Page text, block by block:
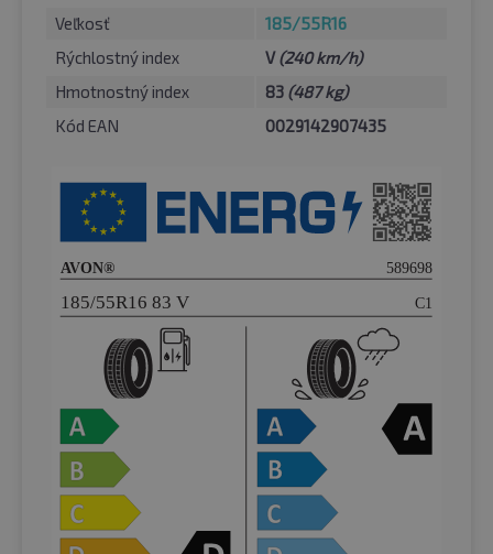
Veľkosť
185/55R16
Rýchlostný index
V(240 km/h)
Hmotnostný index
83 (487 kg)
Kód EAN
0029142907435